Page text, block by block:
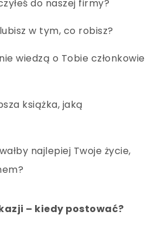
do naszej firmy?
w tym, co robisz?
wiedzą o Tobie członkowie
książka, jaką
najlepiej Twoje życie,
– kiedy postować?